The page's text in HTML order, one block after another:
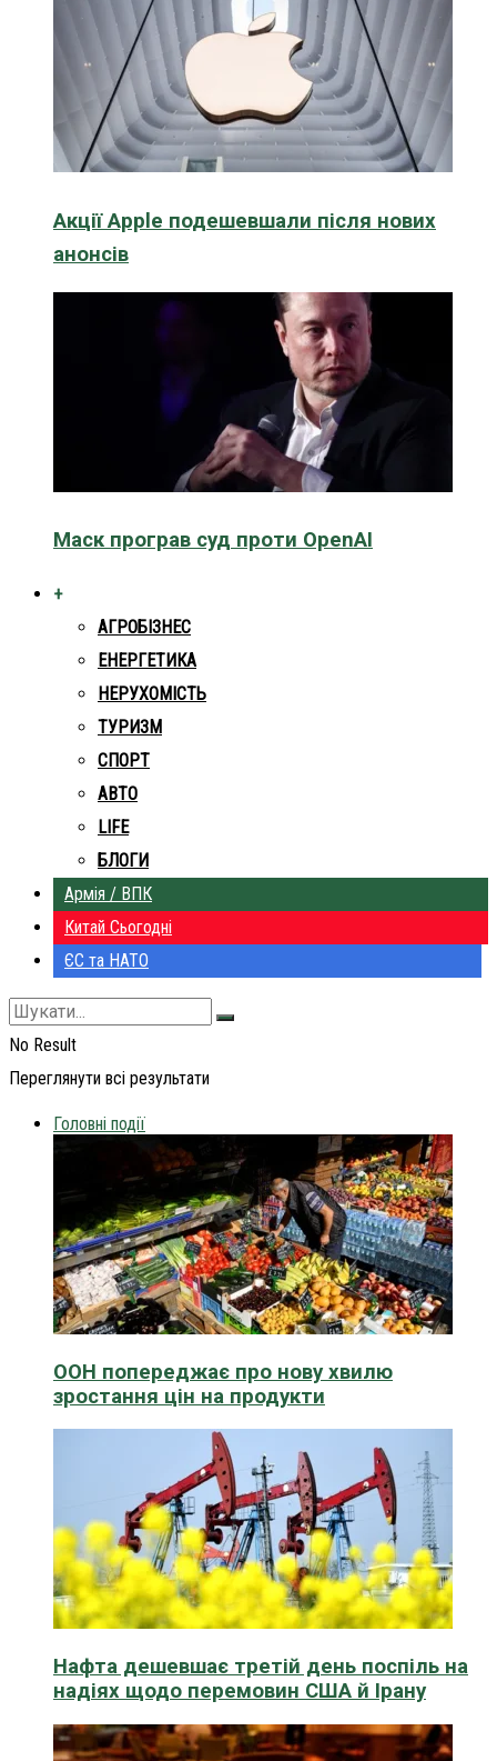
Акції Apple подешевшали після нових
анонсів
Маск програв суд проти OpenAI
+
АГРОБІЗНЕС
ЕНЕРГЕТИКА
НЕРУХОМІСТЬ
ТУРИЗМ
СПОРТ
АВТО
LIFE
БЛОГИ
Армія / ВПК
Китай Сьогодні
ЄС та НАТО
No Result
Переглянути всі результати
Головні події
ООН попереджає про нову хвилю
зростання цін на продукти
Нафта дешевшає третій день поспіль на
надіях щодо перемовин США й Ірану